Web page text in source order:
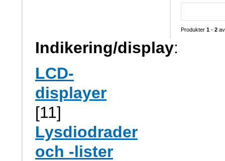
Produkter 1 - 2
Indikering/display:
LCD-
displayer
[11]
Lysdiodrader
och -lister